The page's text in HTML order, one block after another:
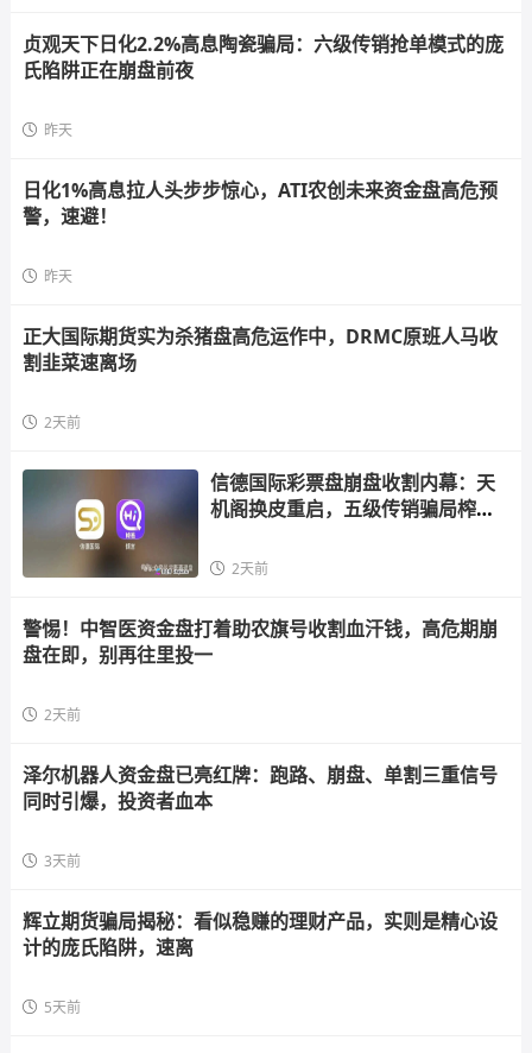
贞观天下日化2.2%高息陶瓷骗局：六级传销抢单模式的庞
氏陷阱正在崩盘前夜
昨天
日化1%高息拉人头步步惊心，ATI农创未来资金盘高危预
警，速避！
昨天
正大国际期货实为杀猪盘高危运作中，DRMC原班人马收
割韭菜速离场
2天前
信德国际彩票盘崩盘收割内幕：天
机阁换皮重启，五级传销骗局榨干
2天前
警惕！中智医资金盘打着助农旗号收割血汗钱，高危期崩
盘在即，别再往里投一
2天前
泽尔机器人资金盘已亮红牌：跑路、崩盘、单割三重信号
同时引爆，投资者血本
3天前
辉立期货骗局揭秘：看似稳赚的理财产品，实则是精心设
计的庞氏陷阱，速离
5天前